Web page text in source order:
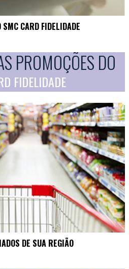
SMC CARD FIDELIDADE
PROMOÇÕES DO
FIDELIDADE
DE SUA REGIÃO